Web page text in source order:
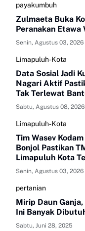
payakumbuh
Zulmaeta Buka
Peranakan
Senin, Agustus 03, 2026
Limapuluh-Kota
Data Sosial Jadi
Nagari Aktif
Tak Terlewat
Sabtu, Agustus 08, 2026
Limapuluh-Kota
Tim Wasev
Bonjol Pastikan
Limapuluh Kota
Berkualitas
Senin, Agustus 03, 2026
pertanian
Mirip Daun
Ini Banyak
Sabtu, Juni 28, 2025